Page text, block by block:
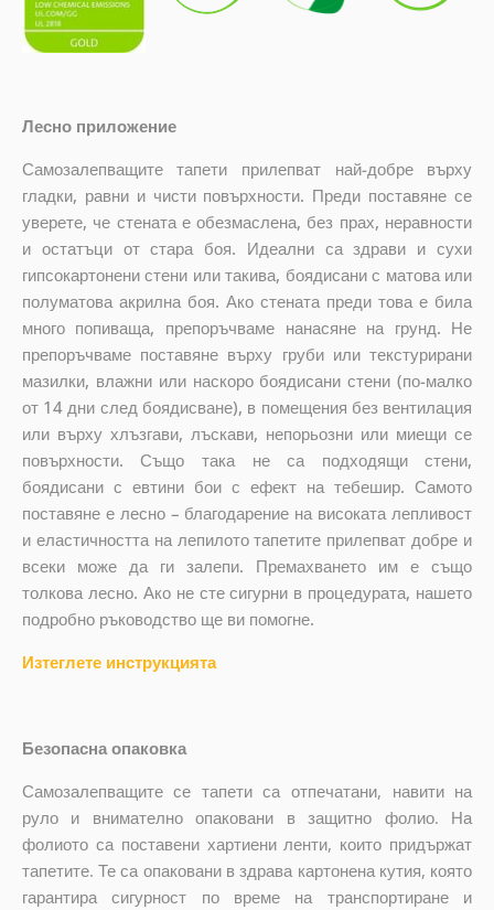
Лесно приложение
Самозалепващите тапети прилепват най-добре върху
гладки, равни и чисти повърхности. Преди поставяне се
уверете, че стената е обезмаслена, без прах, неравности
и остатъци от стара боя. Идеални са здрави и сухи
гипсокартонени стени или такива, боядисани с матова или
полуматова акрилна боя. Ако стената преди това е била
много попиваща, препоръчваме нанасяне на грунд. Не
препоръчваме поставяне върху груби или текстурирани
мазилки, влажни или наскоро боядисани стени (по-малко
от 14 дни след боядисване), в помещения без вентилация
или върху хлъзгави, лъскави, непорьозни или миещи се
повърхности. Също така не са подходящи стени,
боядисани с евтини бои с ефект на тебешир. Самото
поставяне е лесно – благодарение на високата лепливост
и еластичността на лепилото тапетите прилепват добре и
всеки може да ги залепи. Премахването им е също
толкова лесно. Ако не сте сигурни в процедурата, нашето
подробно ръководство ще ви помогне.
Изтеглете инструкцията
Безопасна опаковка
Самозалепващите се тапети са отпечатани, навити на
руло и внимателно опаковани в защитно фолио. На
фолиото са поставени хартиени ленти, които придържат
тапетите. Те са опаковани в здрава картонена кутия, която
гарантира сигурност по време на транспортиране и